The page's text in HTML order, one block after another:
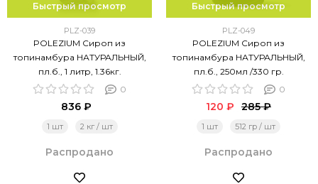
Быстрый просмотр
PLZ-039
POLEZIUM Сироп из
топинамбура НАТУРАЛЬНЫЙ,
пл.б., 1 литр, 1.36кг.
0
836 ₽
1 шт 2 кг / шт
Распродано
Быстрый просмотр
PLZ-049
POLEZIUM Сироп из
топинамбура НАТУРАЛЬНЫЙ,
пл.б., 250мл /330 гр.
0
120 ₽ 285 ₽
1 шт 512 гр / шт
Распродано